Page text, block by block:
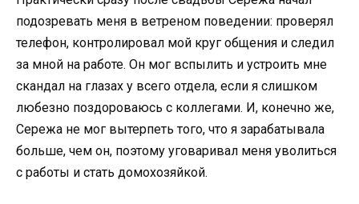
подозревать меня в ветреном поведении: проверял
телефон, контролировал мой круг общения и следил
за мной на работе. Он мог вспылить и устроить мне
скандал на глазах у всего отдела, если я слишком
любезно поздороваюсь с коллегами. И, конечно же,
Сережа не мог вытерпеть того, что я зарабатывала
больше, чем он, поэтому уговаривал меня уволиться
с работы и стать домохозяйкой.